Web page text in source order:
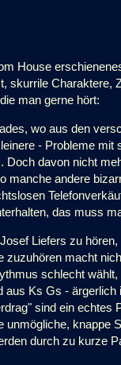
House
skurrile Charaktere,
man gerne hört:
wo aus den
- Probleme
davon nicht
manche andere
das muss
Liefers zu
zuzuhören macht
schlecht
Ks Gs -
sind ein
unmögliche, knappe
durch zu kurze